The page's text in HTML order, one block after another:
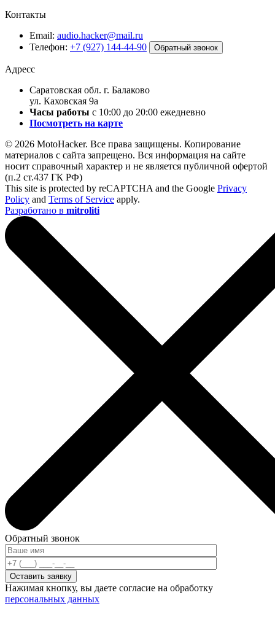
Контакты
Email: audio.hacker@mail.ru
Телефон: +7 (927) 144-44-90 Обратный звонок
Адресс
Саратовская обл. г. Балаково
ул. Каховская 9а
Часы работы с 10:00 до 20:00 ежедневно
Посмотреть на карте
© 2026 MotoHacker. Все права защищены. Копирование
материалов с сайта запрещено. Вся информация на сайте
носит справочный характер и не является публичной офертой
(п.2 ст.437 ГК РФ)
This site is protected by reCAPTCHA and the Google Privacy
Policy and Terms of Service apply.
Разработано в mitroliti
Обратный звонок
Нажимая кнопку, вы даете согласие на обработку
персональных данных